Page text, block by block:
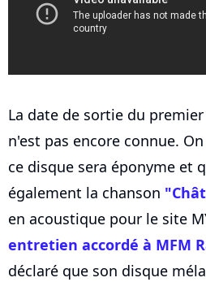
La date de sortie du
n'est pas encore connue.
ce disque sera éponyme et
également la chanson
en acoustique pour le site
entretien accordé à MFM
déclaré que son disque